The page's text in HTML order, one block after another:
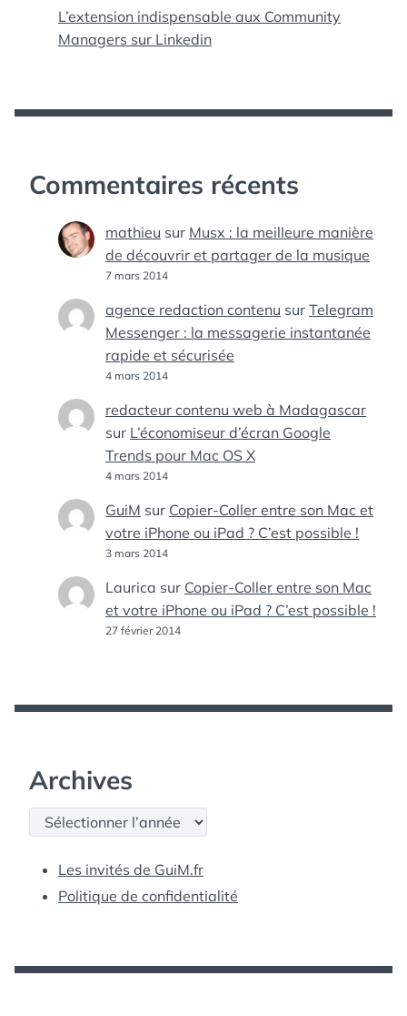
L’extension indispensable aux Community
Managers sur Linkedin
Commentaires récents
mathieu sur Musx : la meilleure manière
de découvrir et partager de la musique
7 mars 2014
agence redaction contenu sur Telegram
Messenger : la messagerie instantanée
rapide et sécurisée
4 mars 2014
redacteur contenu web à Madagascar
sur L’économiseur d’écran Google
Trends pour Mac OS X
4 mars 2014
GuiM sur Copier-Coller entre son Mac et
votre iPhone ou iPad ? C’est possible !
3 mars 2014
Laurica sur Copier-Coller entre son Mac
et votre iPhone ou iPad ? C’est possible !
27 février 2014
Archives
Archives
Les invités de GuiM.fr
Politique de confidentialité